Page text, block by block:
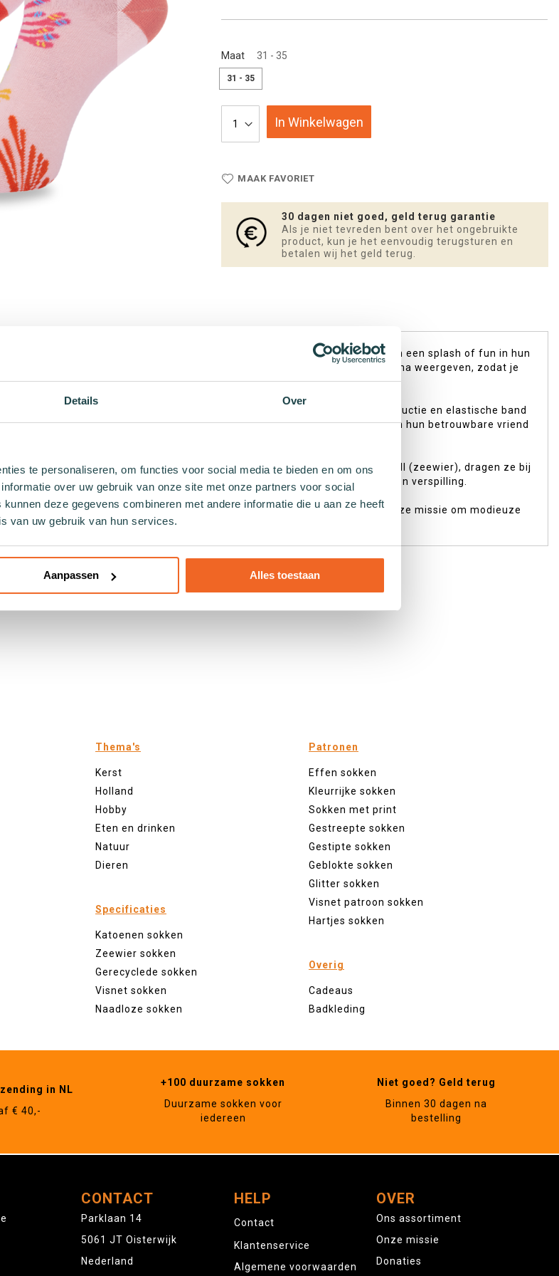
Details Over
te personaliseren, om functies voor social media te bieden en om ons
over uw gebruik van onze site met onze partners voor social
deze gegevens combineren met andere informatie die u aan ze heeft
van uw gebruik van hun services.
Aanpassen Alles toestaan
Maat 31 - 35
31 - 35
In Winkelwagen
MAAK FAVORIET
30 dagen niet goed, geld terug garantie
Als je niet tevreden bent over het ongebruikte
product, kun je het eenvoudig terugsturen en
betalen wij het geld terug.
kindersok NSF Abyss – perfect voor jouw energieke kids die houden van een splash of fun in hun
bijpassende sokken en één losse sok, die elk een uniek onderwater thema weergeven, zodat je
medium-dikte crew sokken het hele jaar door comfort. De naadloze constructie en elastische band
zachtheid. Of ze nu naar school gaan of buitenspelen, deze sokken zijn hun betrouwbare vriend
uit. Door gemaakt te worden van ecovriendelijke vezels zoals Seacell (zeewier), dragen ze bij
werk van North Sea Farmers én het Sock by Sock concept tegen verspilling.
keuze: goed voor de planeet én fantastisch voor de kids! Sluit je aan bij onze missie om modieuze
die elke ouder wil maken.
Thema's
Kerst
Holland
Hobby
Eten en drinken
Natuur
Dieren
Specificaties
Katoenen sokken
Zeewier sokken
Gerecyclede sokken
Visnet sokken
Naadloze sokken
Patronen
Effen sokken
Kleurrijke sokken
Sokken met print
Gestreepte sokken
Gestipte sokken
Geblokte sokken
Glitter sokken
Visnet patroon sokken
Hartjes sokken
Overig
Cadeaus
Badkleding
in NL
€ 40,-
+100 duurzame sokken
Duurzame sokken voor
iedereen
Niet goed? Geld terug
Binnen 30 dagen na
bestelling
CONTACT
Parklaan 14
5061 JT Oisterwijk
Nederland
HELP
Contact
Klantenservice
Algemene voorwaarden
OVER
Ons assortiment
Onze missie
Donaties